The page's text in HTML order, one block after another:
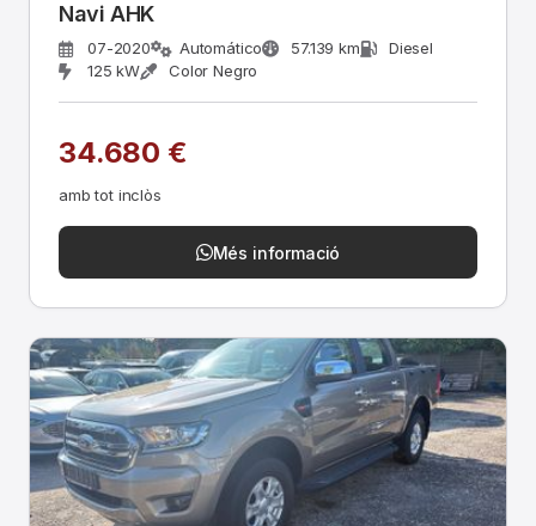
Navi AHK
07-2020 Automático 57.139 km
Diesel
125 kW
Color Negro
34.680 €
amb tot inclòs
Més informació